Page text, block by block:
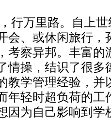
行万里路。自上
会、或休闲旅行，
考察异邦。丰富的
情操，结识了很多
教学管理经验，并
年轻时超负荷的工
因为自己影响到学